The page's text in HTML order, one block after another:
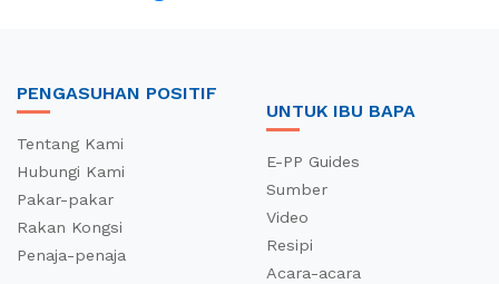
PENGASUHAN POSITIF
Tentang Kami
Hubungi Kami
Pakar-pakar
Rakan Kongsi
Penaja-penaja
UNTUK IBU BAPA
E-PP Guides
Sumber
Video
Resipi
Acara-acara